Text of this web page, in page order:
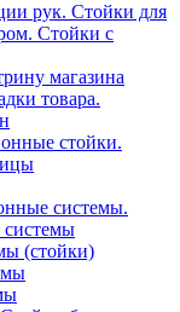
рук. Стойки для
Стойки с
магазина
товара.
стойки.
системы.
(стойки)